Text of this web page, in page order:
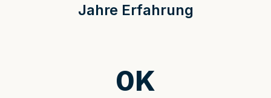
Jahre Erfahrung
0K